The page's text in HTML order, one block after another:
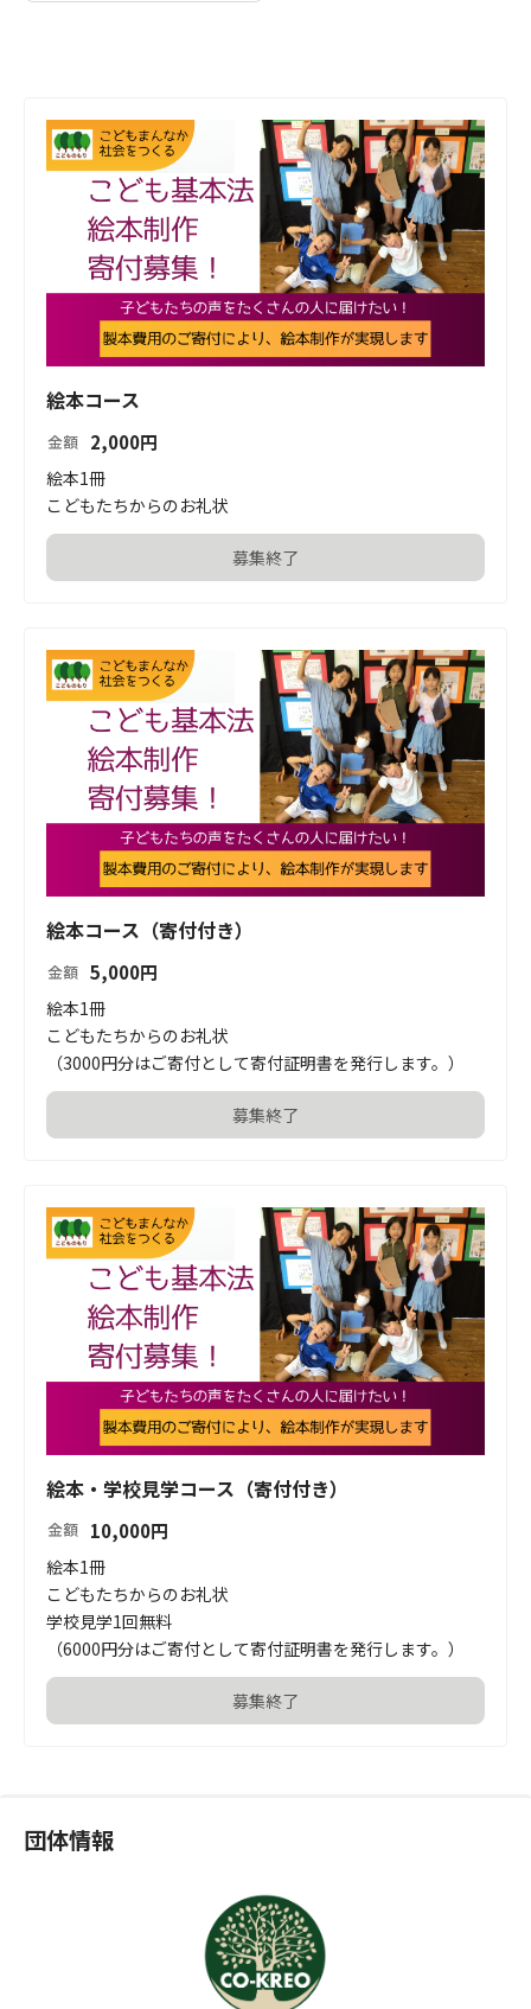
絵本コース
金額 2,000円
絵本1冊
こどもたちからのお礼状
募集終了
絵本コース（寄付付き）
金額 5,000円
絵本1冊
こどもたちからのお礼状
（3000円分はご寄付として寄付証明書を発行します。）
募集終了
絵本・学校見学コース（寄付付き）
金額 10,000円
絵本1冊
こどもたちからのお礼状
学校見学1回無料
（6000円分はご寄付として寄付証明書を発行します。）
募集終了
団体情報